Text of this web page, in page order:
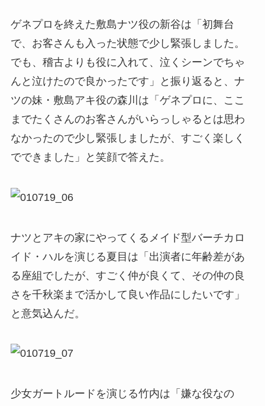
ゲネプロを終えた敷島ナツ役の新谷は「初舞台
で、お客さんも入った状態で少し緊張しました。
でも、稽古よりも役に入れて、泣くシーンでちゃ
んと泣けたので良かったです」と振り返ると、ナ
ツの妹・敷島アキ役の森川は「ゲネプロに、ここ
までたくさんのお客さんがいらっしゃるとは思わ
なかったので少し緊張しましたが、すごく楽しく
でできました」と笑顔で答えた。
ナツとアキの家にやってくるメイド型バーチカロ
イド・ハルを演じる夏目は「出演者に年齢差があ
る座組でしたが、すごく仲が良くて、その仲の良
さを千秋楽まで活かして良い作品にしたいです」
と意気込んだ。
少女ガートルードを演じる竹内は「嫌な役なの